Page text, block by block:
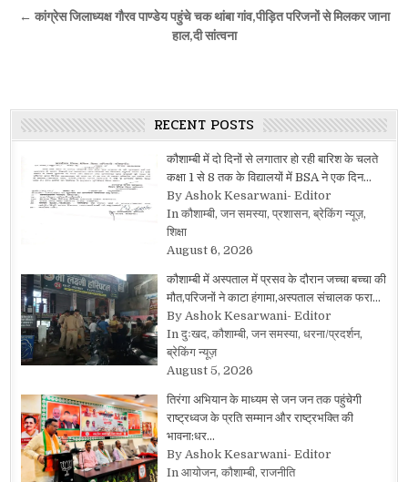
← कांग्रेस जिलाध्यक्ष गौरव पाण्डेय पहुंचे चक थांबा गांव,पीड़ित परिजनों से मिलकर जाना
हाल,दी सांत्वना
RECENT POSTS
कौशाम्बी में दो दिनों से लगातार हो रही बारिश के चलते
कक्षा 1 से 8 तक के विद्यालयों में BSA ने एक दिन…
By Ashok Kesarwani- Editor
In कौशाम्बी, जन समस्या, प्रशासन, ब्रेकिंग न्यूज़,
शिक्षा
August 6, 2026
कौशाम्बी में अस्पताल में प्रसव के दौरान जच्चा बच्चा की
मौत,परिजनों ने काटा हंगामा,अस्पताल संचालक फरा…
By Ashok Kesarwani- Editor
In दुःखद, कौशाम्बी, जन समस्या, धरना/प्रदर्शन,
ब्रेकिंग न्यूज़
August 5, 2026
तिरंगा अभियान के माध्यम से जन जन तक पहुंचेगी
राष्ट्रध्वज के प्रति सम्मान और राष्ट्रभक्ति की
भावना:धर…
By Ashok Kesarwani- Editor
In आयोजन, कौशाम्बी, राजनीति